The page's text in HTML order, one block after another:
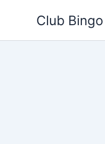
Club Bingo